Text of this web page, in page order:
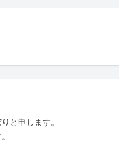
と申します。